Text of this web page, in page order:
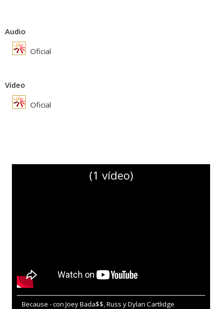
Audio
Oficial
Vídeo
Oficial
(1 vídeo)
Because - con Joey Bada$$, Russ y Dylan Cartlidge